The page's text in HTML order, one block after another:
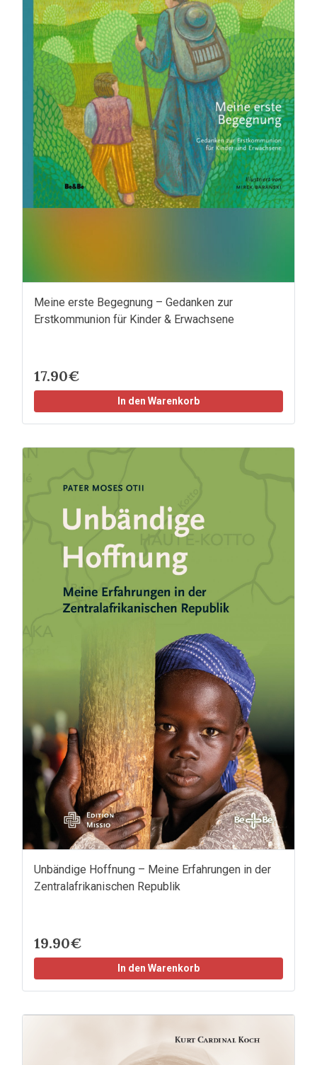
Meine erste Begegnung – Gedanken zur
Erstkommunion für Kinder & Erwachsene
17.90€
In den Warenkorb
Unbändige Hoffnung – Meine Erfahrungen in der
Zentralafrikanischen Republik
19.90€
In den Warenkorb